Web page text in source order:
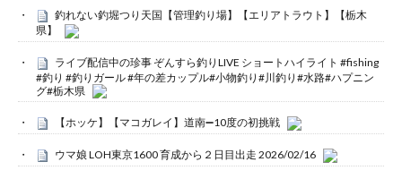
釣れない釣堀つり天国【管理釣り場】【エリアトラウト】【栃木
県】
ライブ配信中の珍事 ぞんすら釣りLIVE ショートハイライト #fishing
#釣り #釣りガール #年の差カップル#小物釣り#川釣り#水路#ハプニン
グ#栃木県
【ホッケ】【マコガレイ】道南➖10度の初挑戦
ウマ娘 LOH東京1600 育成から２日目出走 2026/02/16